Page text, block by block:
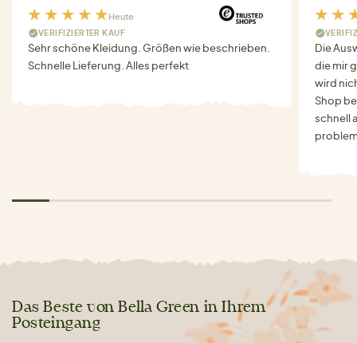
Heute
VERIFIZIERTER KAUF
Sehr schöne Kleidung. Größen wie beschrieben.
Schnelle Lieferung. Alles perfekt
Die
die mir
wird
Shop
schnell
Das Beste von Bella Green in Ihrem
Posteingang